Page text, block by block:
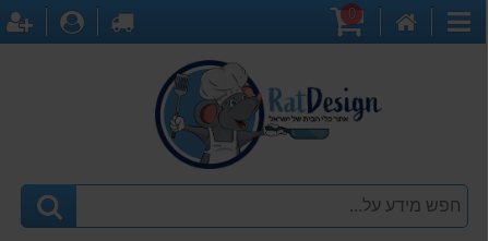
קטגוריות
0
לקופה